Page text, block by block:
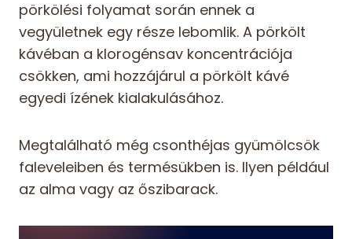
pörkölési folyamat során ennek a
vegyületnek egy része lebomlik. A pörkölt
kávéban a klorogénsav koncentrációja
csökken, ami hozzájárul a pörkölt kávé
egyedi ízének kialakulásához.
Megtalálható még csonthéjas gyümölcsök
faleveleiben és termésükben is. Ilyen például
az alma vagy az őszibarack.